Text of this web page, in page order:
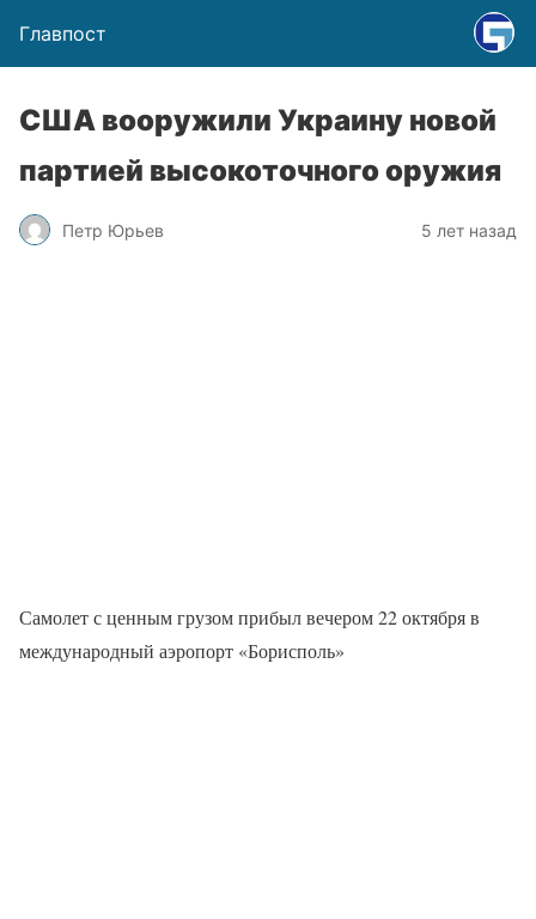
Главпост
США вооружили Украину новой
партией высокоточного оружия
Петр Юрьев 5 лет назад
Самолет с ценным грузом прибыл вечером 22 октября в
международный аэропорт «Борисполь»